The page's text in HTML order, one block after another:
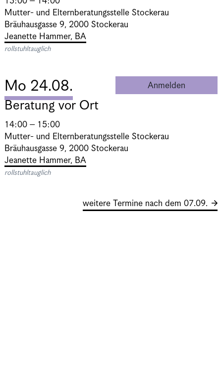
Mutter- und Elternberatungsstelle Stockerau
Bräuhausgasse 9, 2000 Stockerau
Jeanette Hammer, BA
rollstuhltauglich
Mo 24.08. Anmelden
Beratung vor Ort
14:00 – 15:00
Mutter- und Elternberatungsstelle Stockerau
Bräuhausgasse 9, 2000 Stockerau
Jeanette Hammer, BA
rollstuhltauglich
weitere Termine nach dem 07.09.